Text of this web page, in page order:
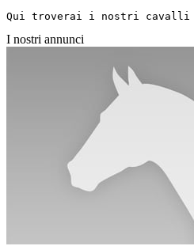
Qui troverai i nostri cavalli
I nostri annunci